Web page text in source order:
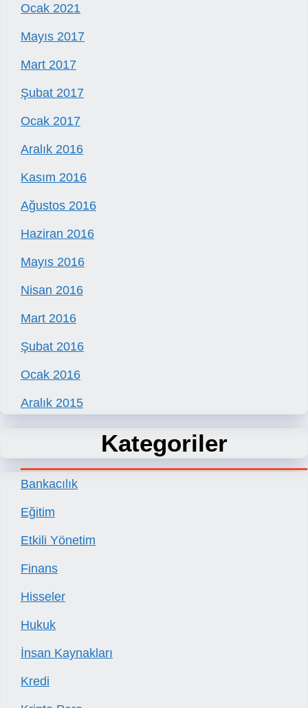
Ocak 2021
Mayıs 2017
Mart 2017
Şubat 2017
Ocak 2017
Aralık 2016
Kasım 2016
Ağustos 2016
Haziran 2016
Mayıs 2016
Nisan 2016
Mart 2016
Şubat 2016
Ocak 2016
Aralık 2015
Kategoriler
Bankacılık
Eğitim
Etkili Yönetim
Finans
Hisseler
Hukuk
İnsan Kaynakları
Kredi